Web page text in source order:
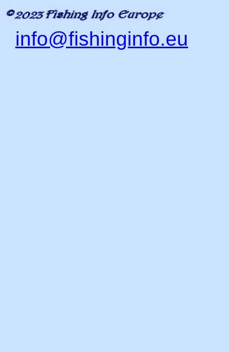
info@fishinginfo.eu